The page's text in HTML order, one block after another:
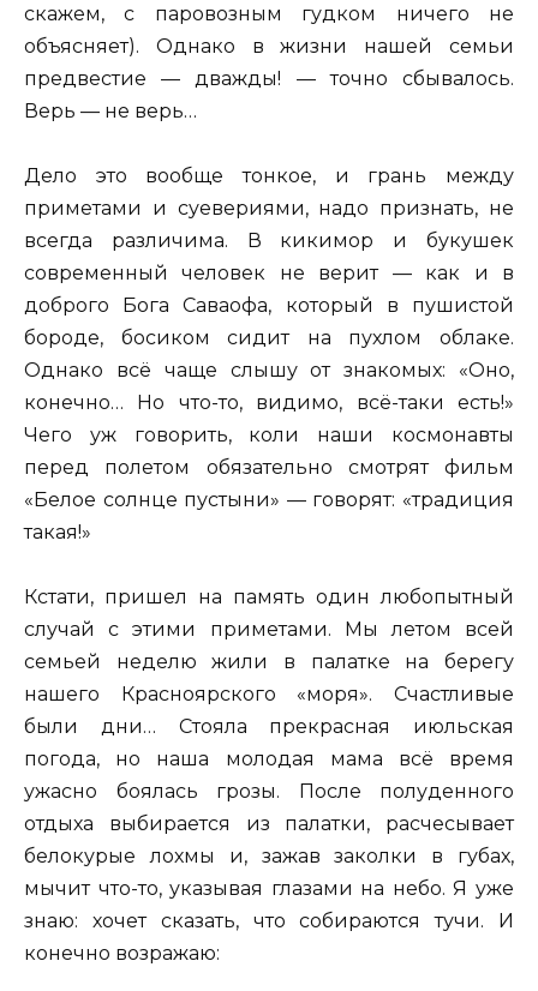
скажем, с паровозным гудком ничего не
объясняет). Однако в жизни нашей семьи
предвестие — дважды! — точно сбывалось.
Верь — не верь…
Дело это вообще тонкое, и грань между
приметами и суевериями, надо признать, не
всегда различима. В кикимор и букушек
современный человек не верит — как и в
доброго Бога Саваофа, который в пушистой
бороде, босиком сидит на пухлом облаке.
Однако всё чаще слышу от знакомых: «Оно,
конечно… Но что-то, видимо, всё-таки есть!»
Чего уж говорить, коли наши космонавты
перед полетом обязательно смотрят фильм
«Белое солнце пустыни» — говорят: «традиция
такая!»
Кстати, пришел на память один любопытный
случай с этими приметами. Мы летом всей
семьей неделю жили в палатке на берегу
нашего Красноярского «моря». Счастливые
были дни… Стояла прекрасная июльская
погода, но наша молодая мама всё время
ужасно боялась грозы. После полуденного
отдыха выбирается из палатки, расчесывает
белокурые лохмы и, зажав заколки в губах,
мычит что-то, указывая глазами на небо. Я уже
знаю: хочет сказать, что собираются тучи. И
конечно возражаю: